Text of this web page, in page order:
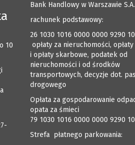
10
Bank Handlowy w Warszawie S.A.
rachunek podstawowy:
26 1030 1016 0000 0000 9290
opłaty za nieruchomości,
i opłaty skarbowe, podatek od
nieruchomości i od środków
transportowych, decyzje dot.
drogowego
Opłata za gospodarowanie
opata za śmieci
79 1030 1016 0000 0000 9290
Strefa płatnego parkowania: